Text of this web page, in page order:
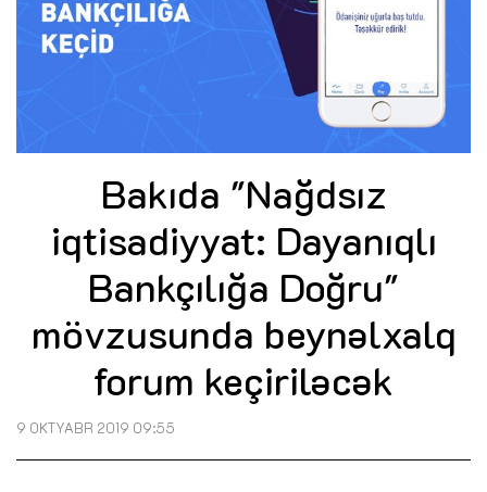
Bakıda "Nağdsız
iqtisadiyyat: Dayanıqlı
Bankçılığa Doğru"
mövzusunda beynəlxalq
forum keçiriləcək
9 OKTYABR 2019 09:55